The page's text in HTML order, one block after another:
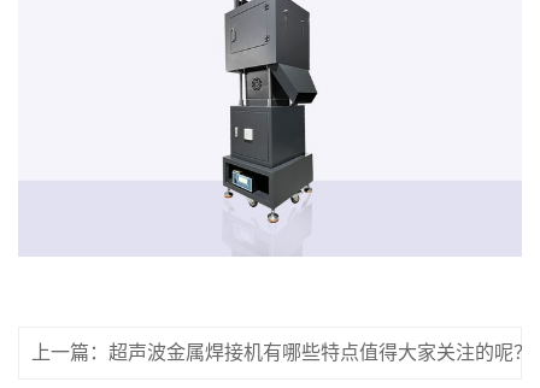
上一篇：超声波金属焊接机有哪些特点值得大家关注的呢？